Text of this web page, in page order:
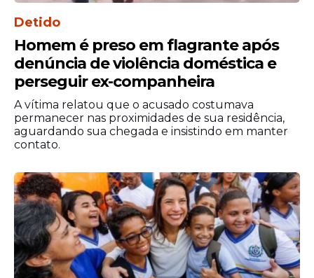
governadora Priscila Krause.
A celebração transformou o tradicional
mesversário em uma oportunidade para
Detido
Homem é preso em flagrante após
denúncia de violência doméstica e
perseguir ex-companheira
A vítima relatou que o acusado costumava
permanecer nas proximidades de sua residência,
aguardando sua chegada e insistindo em manter
contato.